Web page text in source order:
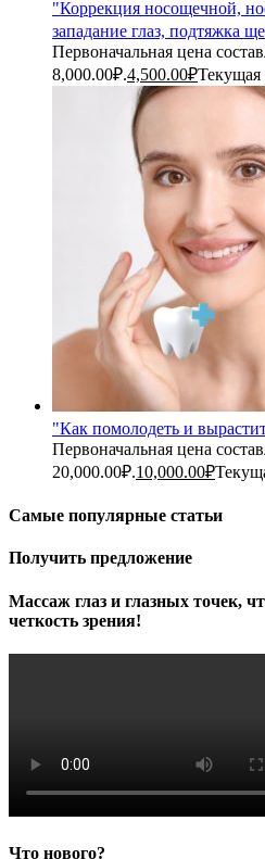
"Коррекция носощечной,
западание глаз, подтяжка
Первоначальная цена
8,000.00₽.4,500.00₽Текущая
"Как помолодеть и
Первоначальная цена
20,000.00₽.10,000.00₽
Самые популярные статьи
Получить предложение
Массаж глаз и глазных точек,
четкость зрения!
Что нового?